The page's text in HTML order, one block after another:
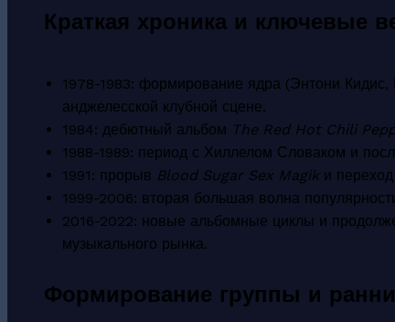
Краткая хроника и ключевые
1978-1983: формирование ядра (Энтони
анджелесской клубной сцене.
1984: дебютный альбом The Red Hot Chili
1988-1989: период с Хиллелом Словаком и
1991: прорыв Blood Sugar Sex Magikи переход
1999-2006: вторая большая волна
2016-2022: новые альбомные циклы и
музыкального рынка.
Формирование группы и